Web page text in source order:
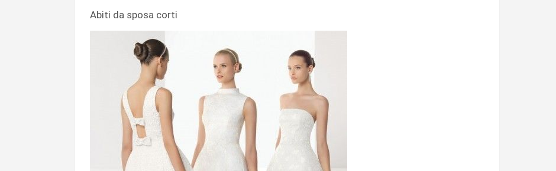
Abiti da sposa corti